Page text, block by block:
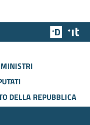
Team
DELLA REPUBBLICA